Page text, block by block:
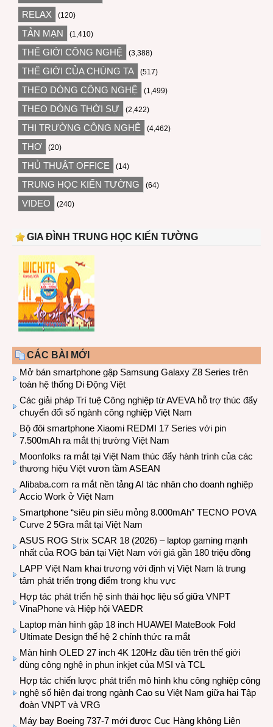
RELAX (120)
TẢN MẠN (1,410)
THẾ GIỚI CÔNG NGHỆ (3,388)
THẾ GIỚI CỦA CHÚNG TA (517)
THEO DÒNG CÔNG NGHỆ (1,499)
THEO DÒNG THỜI SỰ (2,422)
THỊ TRƯỜNG CÔNG NGHỆ (4,462)
THƠ (20)
THỦ THUẬT OFFICE (14)
TRUNG HỌC KIẾN TƯỜNG (64)
VIDEO (240)
GIA ĐÌNH TRUNG HỌC KIẾN TƯỜNG
CÁC BÀI MỚI
Mở bán smartphone gập Samsung Galaxy Z8 Series trên
toàn hệ thống Di Động Việt
Các giải pháp Trí tuệ Công nghiệp từ AVEVA hỗ trợ thúc đẩy
chuyển đổi số ngành công nghiệp Việt Nam
Bộ đôi smartphone Xiaomi REDMI 17 Series với pin
7.500mAh ra mắt thị trường Việt Nam
Moonfolks ra mắt tại Việt Nam thúc đẩy hành trình của các
thương hiệu Việt vươn tầm ASEAN
Alibaba.com ra mắt nền tảng AI tác nhân cho doanh nghiệp
Accio Work ở Việt Nam
Smartphone “siêu pin siêu mỏng 8.000mAh” TECNO POVA
Curve 2 5Gra mắt tại Việt Nam
ASUS ROG Strix SCAR 18 (2026) – laptop gaming mạnh
nhất của ROG bán tại Việt Nam với giá gần 180 triệu đồng
LAPP Việt Nam khai trương với định vị Việt Nam là trung
tâm phát triển trọng điểm trong khu vực
Hợp tác phát triển hệ sinh thái học liệu số giữa VNPT
VinaPhone và Hiệp hội VAEDR
Laptop màn hình gập 18 inch HUAWEI MateBook Fold
Ultimate Design thế hệ 2 chính thức ra mắt
Màn hình OLED 27 inch 4K 120Hz đầu tiên trên thế giới
dùng công nghệ in phun inkjet của MSI và TCL
Hợp tác chiến lược phát triển mô hình khu công nghiệp công
nghệ số hiện đại trong ngành Cao su Việt Nam giữa hai Tập
đoàn VNPT và VRG
Máy bay Boeing 737-7 mới được Cục Hàng không Liên